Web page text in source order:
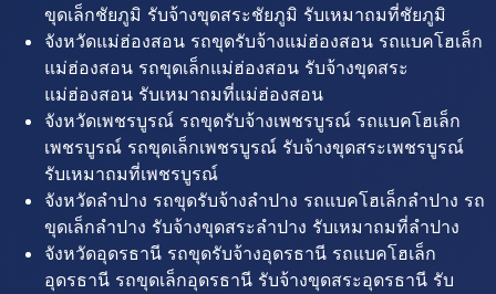
ขุดเล็กชัยภูมิ รับจ้างขุดสระชัยภูมิ รับเหมาถมที่ชัยภูมิ
จังหวัดแม่ฮ่องสอน รถขุดรับจ้างแม่ฮ่องสอน รถแบคโฮเล็ก
แม่ฮ่องสอน รถขุดเล็กแม่ฮ่องสอน รับจ้างขุดสระ
แม่ฮ่องสอน รับเหมาถมที่แม่ฮ่องสอน
จังหวัดเพชรบูรณ์ รถขุดรับจ้างเพชรบูรณ์ รถแบคโฮเล็ก
เพชรบูรณ์ รถขุดเล็กเพชรบูรณ์ รับจ้างขุดสระเพชรบูรณ์
รับเหมาถมที่เพชรบูรณ์
จังหวัดลำปาง รถขุดรับจ้างลำปาง รถแบคโฮเล็กลำปาง รถ
ขุดเล็กลำปาง รับจ้างขุดสระลำปาง รับเหมาถมที่ลำปาง
จังหวัดอุดรธานี รถขุดรับจ้างอุดรธานี รถแบคโฮเล็ก
อุดรธานี รถขุดเล็กอุดรธานี รับจ้างขุดสระอุดรธานี รับ